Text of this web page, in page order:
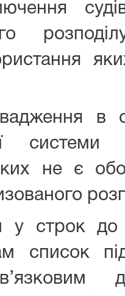
в
системи
не є
у строк до
список